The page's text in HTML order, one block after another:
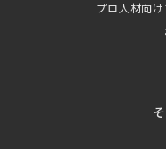
プロ人材向